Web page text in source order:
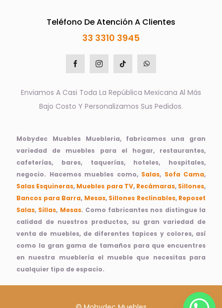
Teléfono De Atención A Clientes
33 3310 3945
Enviamos A Casi Toda La República Mexicana Al Más
Bajo Costo Y Personalizamos Sus Pedidos.
Mobydec Muebles Muebleria, fabricamos una gran
variedad de muebles para el hogar, restaurantes,
cafeterías, bares, taquerías, hoteles, hospitales,
negocio. Hacemos muebles como, Salas, Sofa Cama,
Salas Esquineras, Muebles para TV, Recámaras, Sillones,
Bancos para Barra, Mesas, Sillones Reclinables, Reposet
Salas, Sillas, Mesas. Como fabricantes nos distingue la
calidad de nuestros productos, su gran variedad de
venta de muebles, de diferentes tapices y colores, así
como la gran gama de tamaños para que encuentres
en nuestra mueblería el mueble que necesitas para
cualquier tipo de espacio.